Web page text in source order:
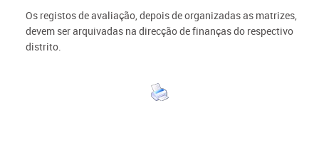
Os registos de avaliação, depois de organizadas as matrizes,
devem ser arquivadas na direcção de finanças do respectivo
distrito.